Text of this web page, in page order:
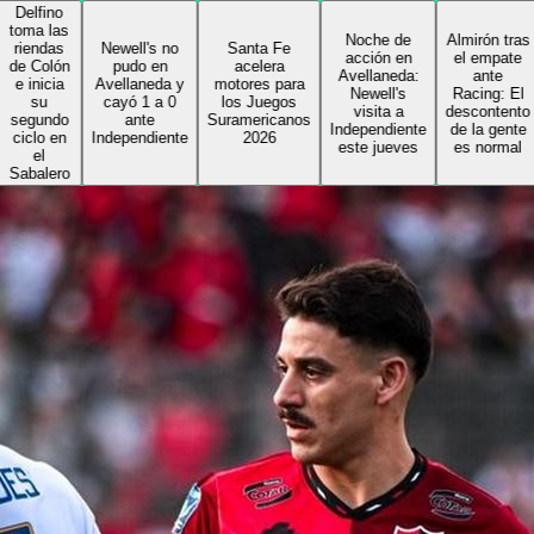
las
Newell's no
pudo en
Avellaneda y
cayó 1 a 0
Independiente
Santa Fe
acelera
motores para
los Juegos
Suramericanos
Noche de
acción en
Avellaneda:
Newell's
visita a
Independiente
este jueves
Almirón tras
el empate
Racing: El
descontento
de la gente
es normal